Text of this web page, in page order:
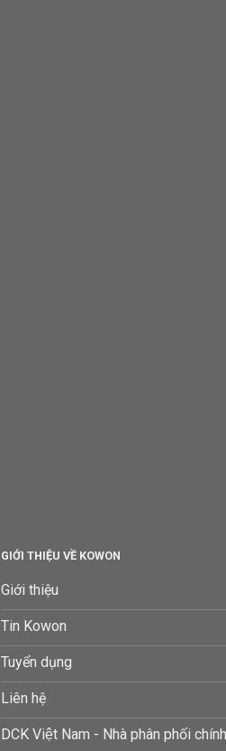
GIỚI THIỆU VỀ KOWON
Giới thiệu
Tin Kowon
Tuyển dụng
Liên hệ
DCK Việt Nam - Nhà phân phối chính